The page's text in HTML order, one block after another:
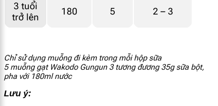
3 tuổi
trở lên
180 5 2 – 3
Chỉ sử dụng muỗng đi kèm trong mỗi hộp sữa
5 muỗng gạt Wakodo Gungun 3 tương đương 35g sữa bột,
pha với 180ml nước
Lưu ý: